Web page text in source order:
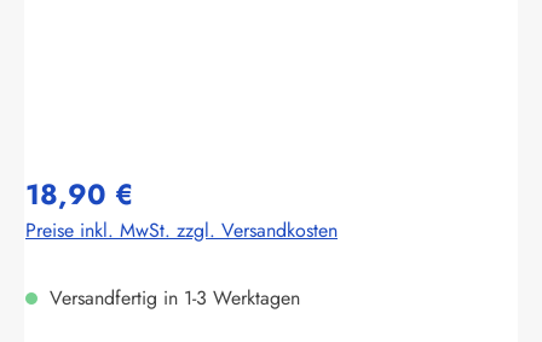
18,90 €
Preise inkl. MwSt. zzgl. Versandkosten
Versandfertig in 1-3 Werktagen